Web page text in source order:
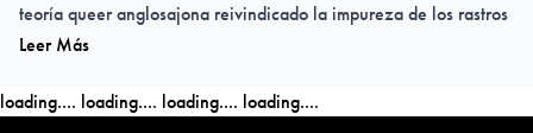
teoría queer anglosajona reivindicado la impureza de los rastros
cuir del sur.
literatura y acciones escénicas. Desde 1990 registró su cuerpo
Leer Más
loading.... loading.... loading.... loading....